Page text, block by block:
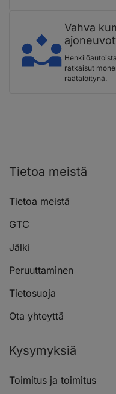
Vahva
ratkaisut
räätälöitynä.
Tietoa meistä
Tietoa meistä
GTC
Jälki
Peruuttaminen
Tietosuoja
Ota yhteyttä
Kysymyksiä
Toimitus ja toimitus